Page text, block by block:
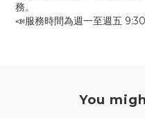
務。
📣服務時間為週一至週五
You